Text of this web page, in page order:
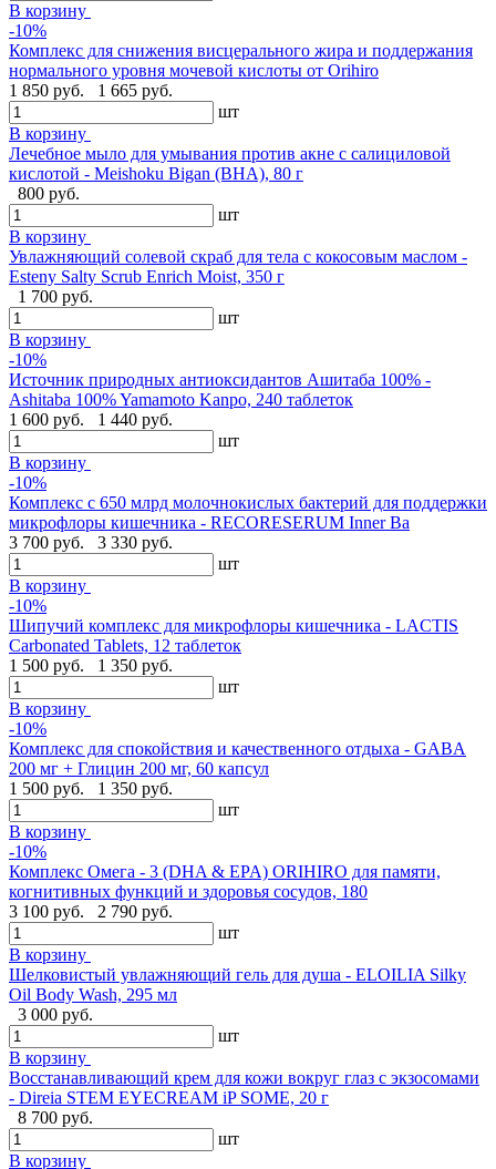
В корзину
-10%
Комплекс для снижения висцерального жира и поддержания
нормального уровня мочевой кислоты от Orihiro
1 850 руб.
1 665 руб.
шт
В корзину
Лечебное мыло для умывания против акне с салициловой
кислотой - Meishoku Bigan (BHA), 80 г
800 руб.
шт
В корзину
Увлажняющий солевой скраб для тела с кокосовым маслом -
Esteny Salty Scrub Enrich Moist, 350 г
1 700 руб.
шт
В корзину
-10%
Источник природных антиоксидантов Ашитаба 100% -
Ashitaba 100% Yamamoto Kanpo, 240 таблеток
1 600 руб.
1 440 руб.
шт
В корзину
-10%
Комплекс с 650 млрд молочнокислых бактерий для поддержки
микрофлоры кишечника - RECORESERUM Inner Ba
3 700 руб.
3 330 руб.
шт
В корзину
-10%
Шипучий комплекс для микрофлоры кишечника - LACTIS
Carbonated Tablets, 12 таблеток
1 500 руб.
1 350 руб.
шт
В корзину
-10%
Комплекс для спокойствия и качественного отдыха - GABA
200 мг + Глицин 200 мг, 60 капсул
1 500 руб.
1 350 руб.
шт
В корзину
-10%
Комплекс Омега - 3 (DHA & EPA) ORIHIRO для памяти,
когнитивных функций и здоровья сосудов, 180
3 100 руб.
2 790 руб.
шт
В корзину
Шелковистый увлажняющий гель для душа - ELOILIA Silky
Oil Body Wash, 295 мл
3 000 руб.
шт
В корзину
Восстанавливающий крем для кожи вокруг глаз с экзосомами
- Direia STEM EYECREAM iP SOME, 20 г
8 700 руб.
шт
В корзину